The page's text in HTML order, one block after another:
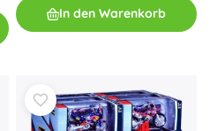
In den Warenkorb